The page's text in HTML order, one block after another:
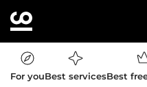
For youBest servicesBest